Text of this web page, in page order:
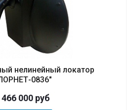
нелинейный локатор
0836"
466 000руб